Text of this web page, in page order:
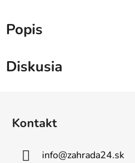
Popis
Diskusia
Kontakt
info@zahrada24.sk